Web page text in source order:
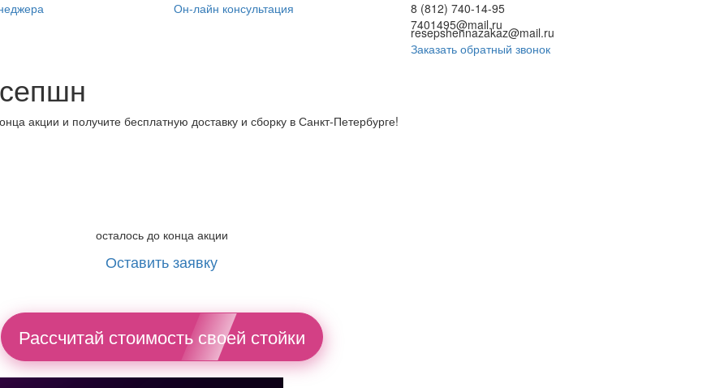
Он-лайн консультация
8 (812) 740-14-95
7401495@mail.ru
resepshennazakaz@mail.ru
Заказать обратный звонок
акции и получите бесплатную доставку и сборку в Санкт-Петербурге!
осталось до конца акции
Оставить заявку
Рассчитай стоимость своей стойки